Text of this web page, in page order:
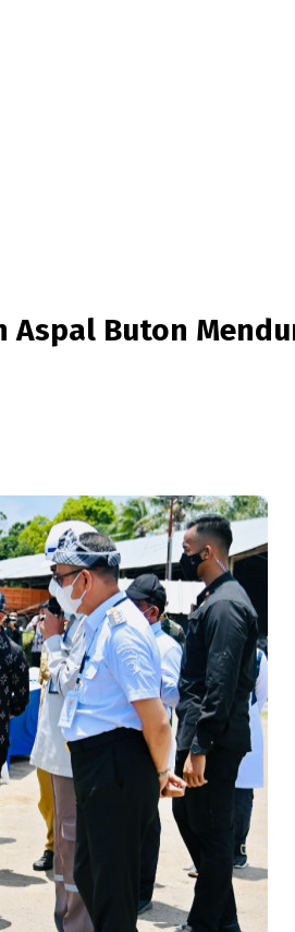
Aspal Buton